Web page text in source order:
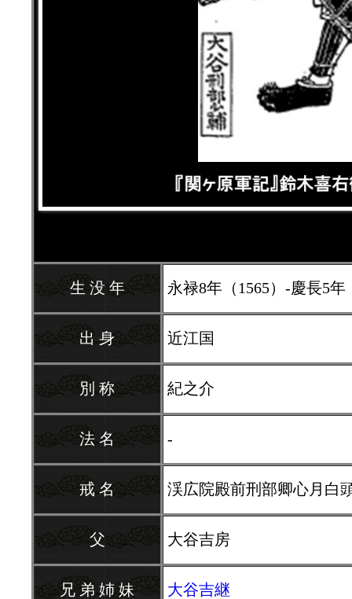
生 没 年 永禄8年（1565）-慶長5年
出 身 近江国
別 称 紀之介
法 名 -
戒 名 渓広院殿前刑部卿心月白
父 大谷吉房
兄 弟 姉 妹 大谷吉継